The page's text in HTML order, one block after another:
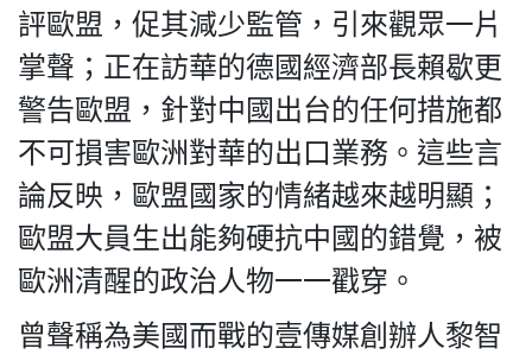
活動
關於我們
我們的立場
評歐盟，促其減少監管，引來觀眾一片
掌聲；正在訪華的德國經濟部長賴歇更
警告歐盟，針對中國出台的任何措施都
不可損害歐洲對華的出口業務。這些言
論反映，歐盟國家的情緒越來越明顯；
歐盟大員生出能夠硬抗中國的錯覺，被
歐洲清醒的政治人物一一戳穿。
曾聲稱為美國而戰的壹傳媒創辦人黎智